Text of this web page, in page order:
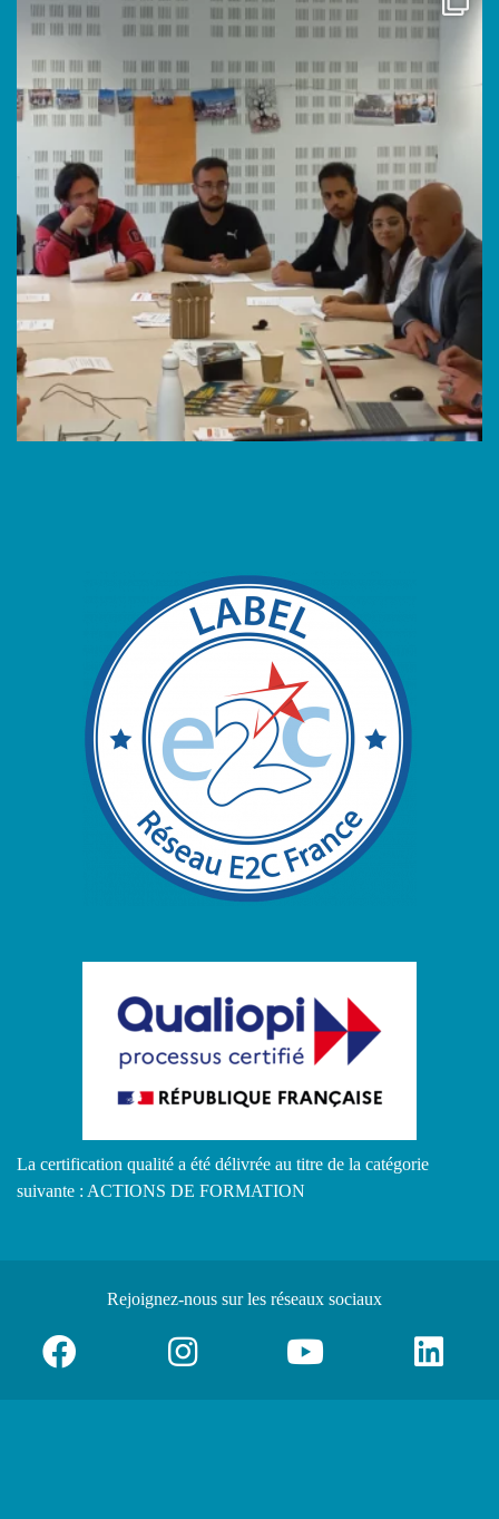
La certification qualité a été délivrée au titre de la catégorie
suivante : ACTIONS DE FORMATION
Rejoignez-nous sur les réseaux sociaux